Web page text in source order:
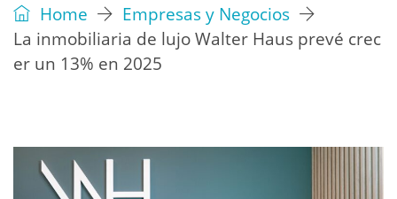
Home
Empresas y Negocios
La inmobiliaria de lujo Walter Haus prevé crec
er un 13% en 2025